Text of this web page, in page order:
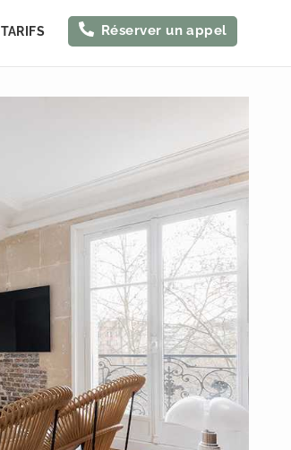
TARIFS Réserver un appel